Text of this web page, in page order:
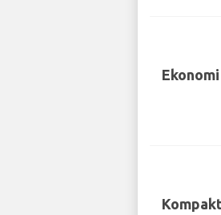
Ekonomi
Kompakt